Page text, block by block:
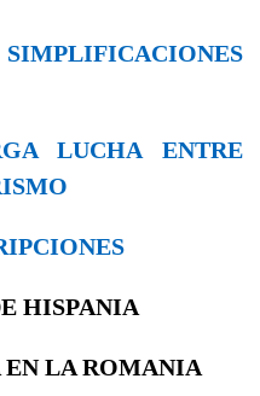
LUCHA ENTRE
HISPANIA
LA ROMANIA